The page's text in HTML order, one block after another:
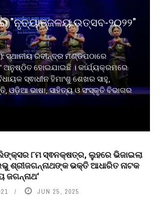
"ନୃତ୍ୟାଞ୍ଜଳୟ ଉତ୍ସବ-୨୦୨୨"
ସ୍ଥାନୀୟ ରବୀନ୍ଦ୍ର ମଣ୍ଡପଠାରେ
ଅନୁଷ୍ଠିତ ହୋଇଯାଇଛି । କାର୍ଯ୍ୟକ୍ରମରେ
ସ୍ଵାଧୀନ ହିମାଂଶୁ ଶେଖର ସାହୁ,
ଓଡ଼ିଆ ଭାଷା, ସାହିତ୍ୟ ଓ ସଂସ୍କୃତି ବିଭାଗର
୮ମ ସ୍ଵନକ୍ଷତ୍ର, ଲୁହରେ ଭିଜାଇଲା
ଶ୍ରୀଜଗନ୍ନାଥଙ୍କ ଭକ୍ତି ଆଧାରିତ ନାଟକ
ଜଗନ୍ନାଥ‘
JUN 25, 2025